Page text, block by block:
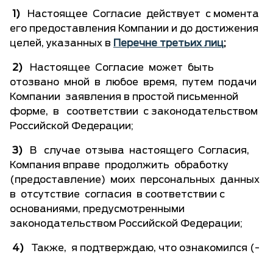
1) Настоящее Согласие действует с момента
его предоставления Компании и до достижения
целей, указанных в Перечне третьих лиц;
2) Настоящее Согласие может быть
отозвано мной в любое время, путем подачи
Компании заявления в простой письменной
форме, в соответствии с законодательством
Российской Федерации;
3) В случае отзыва настоящего Согласия,
Компания вправе продолжить обработку
(предоставление) моих персональных данных
в отсутствие согласия в соответствии с
основаниями, предусмотренными
законодательством Российской Федерации;
4) Также, я подтверждаю, что ознакомился (-